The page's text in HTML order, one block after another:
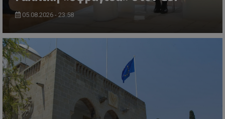
05.08.2026 - 23:58